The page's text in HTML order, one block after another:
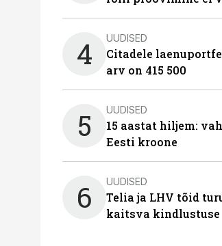
4 UUDISED
Citadele
arv on 415 500
5 UUDISED
15 aastat hiljem:
Eesti kroone
6 UUDISED
Telia ja LHV tõid
kaitsva kindlustuse